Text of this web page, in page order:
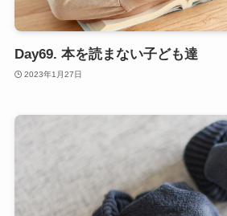
Day69. 本を読まない子ども達
2023年1月27日